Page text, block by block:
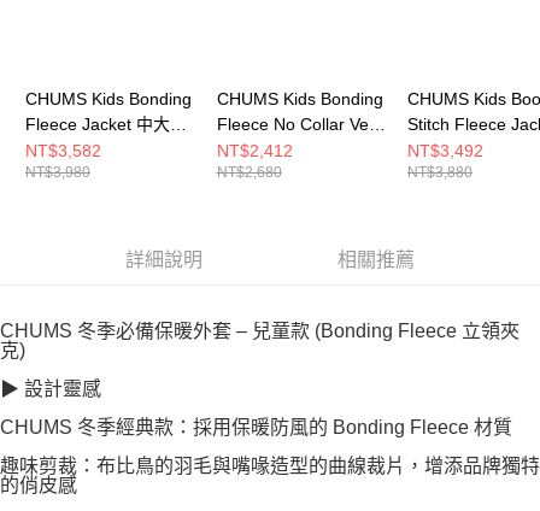
CHUMS Kids Bonding
Fleece Jacket 中大童
刷毛外套 米/紫
CH241072B071
NT$3,582
NT$3,980
CHUMS Kids Bonding
Fleece No Collar Vest
中大童 刷毛背心
SageCrazy
NT$2,412
NT$2,680
CHUMS Kids
Stitch Fleece
Geige 中大童 刷
套 Crazy
NT$3,492
NT$3,880
詳細說明 相關推薦
CHUMS 冬季必備保暖外套 – 兒童款 (Bonding Fleece 立領夾
克)
▶ 設計靈感
CHUMS 冬季經典款：採用保暖防風的 Bonding Fleece 材質
趣味剪裁：布比鳥的羽毛與嘴喙造型的曲線裁片，增添品牌獨特
的俏皮感